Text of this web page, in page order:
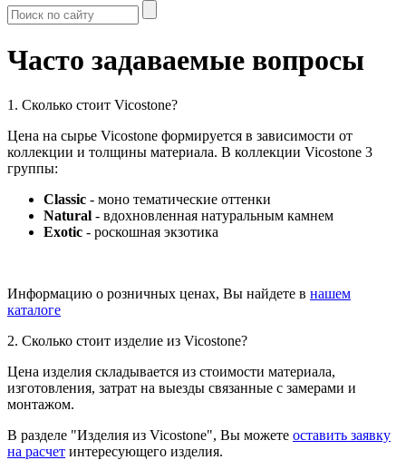
Часто задаваемые вопросы
1. Сколько стоит Vicostone?
Цена на сырье Vicostone формируется в зависимости от
коллекции и толщины материала. В коллекции Vicostone 3
группы:
Classic - моно тематические оттенки
Natural - вдохновленная натуральным камнем
Exotic - роскошная экзотика
Информацию о розничных ценах, Вы найдете в нашем
каталоге
2. Сколько стоит изделие из Vicostone?
Цена изделия складывается из стоимости материала,
изготовления, затрат на выезды связанные с замерами и
монтажом.
В разделе "Изделия из Vicostone", Вы можете оставить заявку
на расчет интересующего изделия.